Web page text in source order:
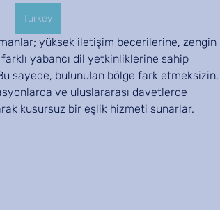
Turkey
yabancı dil yetkinliklerine sahip
sayede, bulunulan bölge fark etmeksizin,
ve uluslararası davetlerde
kusursuz bir eşlik hizmeti sunarlar.